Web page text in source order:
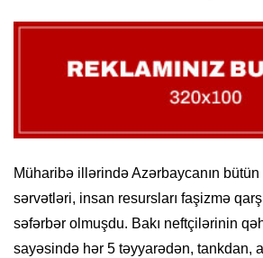
Müharibə illərində Azərbaycanın
sərvətləri, insan resursları faşizmə
səfərbər olmuşdu. Bakı neftçilərinin
sayəsində hər 5 təyyarədən, tankdan,